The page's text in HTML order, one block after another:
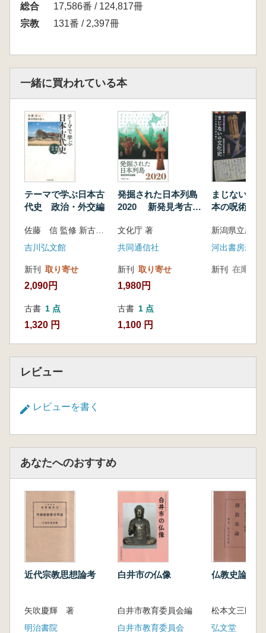
や 行
ら 行
総 説
将軍家御願寺補任
あとがき
索 引
(2)館名・坊名
(3)所 領
(4)人名〔俗人〕
物〕
(6)師 弟
(7)法会・修法
総合
17,586番 / 124,817冊
宗教
131番 / 2,397冊
一緒に買われている本
テーマで学ぶ日本古
代史 政治・外交編
佐藤 信 監修 新古代史の会 編
吉川弘文館
新刊 取り寄せ
2,090円
古書 1 点
1,320 円
発掘された日本列島
2020 新発見考古速
文化庁 著
共同通信社
新刊 取り寄せ
1,980円
古書 1 点
1,100 円
まじないの文
本の呪術を
河出書房新社
新刊 在庫なし
レビュー
レビューを書く
あなたへのおすすめ
近代宗教思想論考
矢吹慶輝 著
明治書院
白井市の仏像
白井市教育委員会編
白井市教育委員会
仏教史論
松本文三郎
弘文堂